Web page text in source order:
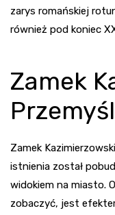
zarys romańskiej
również pod koniec
Zamek
Zamek
istnienia został
widokiem na miasto.
zobaczyć, jest